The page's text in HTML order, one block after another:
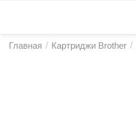
Главная / Картриджи Brother /